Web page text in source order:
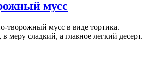
мусс
творожный мусс в виде тортика.
меру сладкий, а главное легкий десерт.